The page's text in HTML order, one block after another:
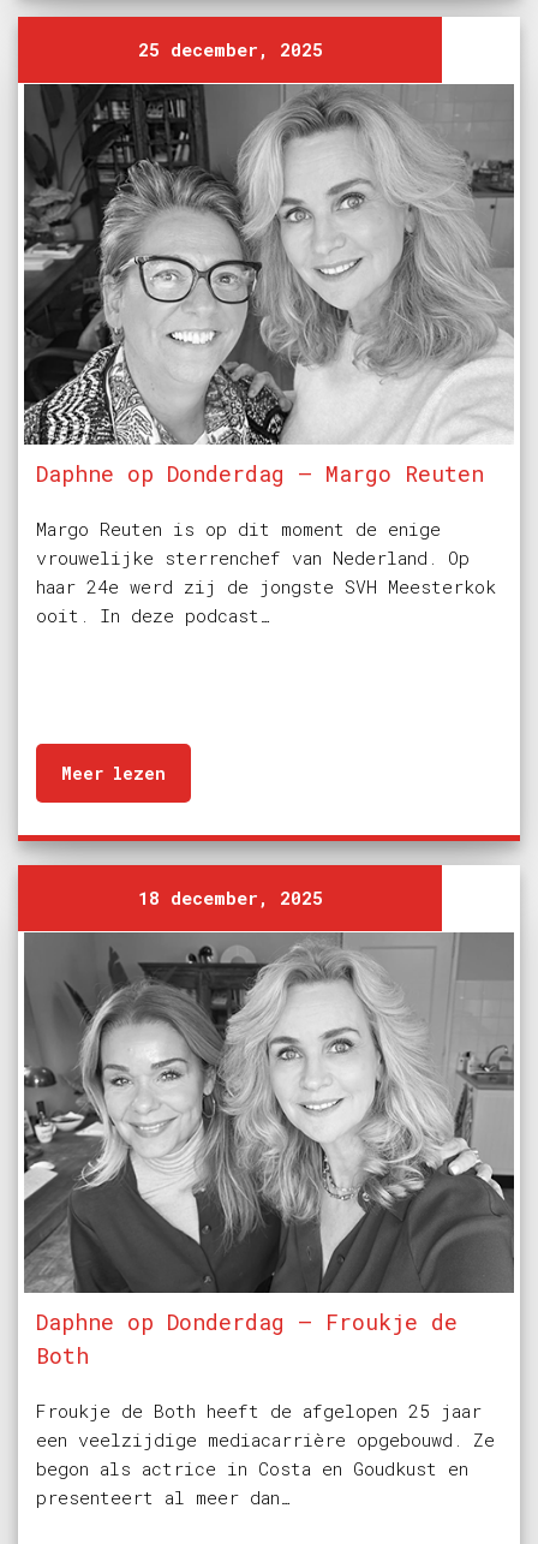
25 december, 2025
Daphne op Donderdag – Margo Reuten
Margo Reuten is op dit moment de enige
vrouwelijke sterrenchef van Nederland. Op
haar 24e werd zij de jongste SVH Meesterkok
ooit. In deze podcast…
Meer lezen
18 december, 2025
Daphne op Donderdag – Froukje de
Both
Froukje de Both heeft de afgelopen 25 jaar
een veelzijdige mediacarrière opgebouwd. Ze
begon als actrice in Costa en Goudkust en
presenteert al meer dan…